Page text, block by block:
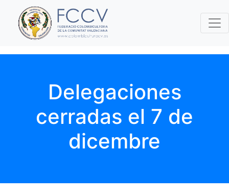
Delegaciones
cerradas el 7 de
dicembre